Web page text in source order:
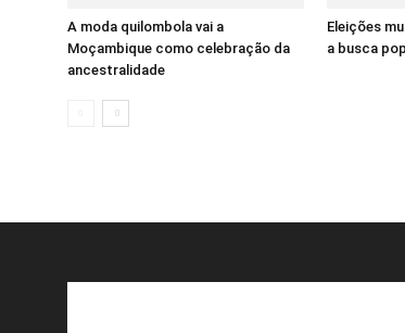
A moda quilombola vai a
Moçambique como celebração da
ancestralidade
Eleições
a busca